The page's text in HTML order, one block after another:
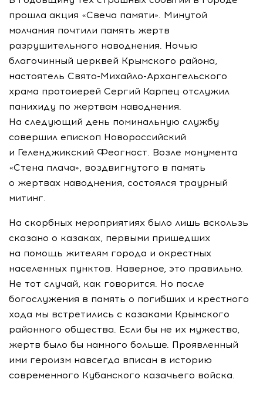
прошла акция «Свеча памяти». Минутой
молчания почтили память жертв
разрушительного наводнения. Ночью
благочинный церквей Крымского района,
настоятель Свято-Михайло-Архангельского
храма протоиерей Сергий Карпец отслужил
панихиду по жертвам наводнения.
На следующий день поминальную службу
совершил епископ Новороссийский
и Геленджикский Феогност. Возле монумента
«Стена плача», воздвигнутого в память
о жертвах наводнения, состоялся траурный
митинг.
На скорбных мероприятиях было лишь вскользь
сказано о казаках, первыми пришедших
на помощь жителям города и окрестных
населенных пунктов. Наверное, это правильно.
Не тот случай, как говорится. Но после
богослужения в память о погибших и крестного
хода мы встретились с казаками Крымского
районного общества. Если бы не их мужество,
жертв было бы намного больше. Проявленный
ими героизм навсегда вписан в историю
современного Кубанского казачьего войска.